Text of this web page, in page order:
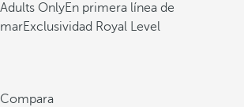
Adults OnlyEn primera línea de
marExclusividad Royal Level
Compara